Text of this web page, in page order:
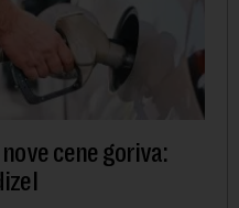
cene goriva: